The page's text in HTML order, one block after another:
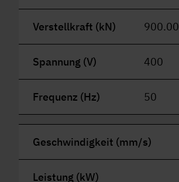
Verstellkraft (kN) 900.00
Spannung (V) 400
Frequenz (Hz) 50
Geschwindigkeit (mm/s)
Leistung (kW)